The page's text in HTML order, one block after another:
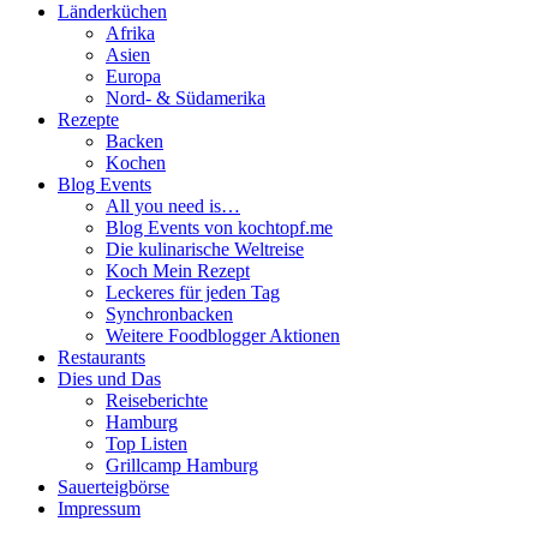
Länderküchen
Afrika
Asien
Europa
Nord- & Südamerika
Rezepte
Backen
Kochen
Blog Events
All you need is…
Blog Events von kochtopf.me
Die kulinarische Weltreise
Koch Mein Rezept
Leckeres für jeden Tag
Synchronbacken
Weitere Foodblogger Aktionen
Restaurants
Dies und Das
Reiseberichte
Hamburg
Top Listen
Grillcamp Hamburg
Sauerteigbörse
Impressum